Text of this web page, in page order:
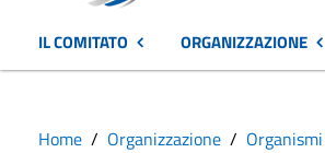
IL COMITATO ORGANIZZAZIONE
Home Organizzazione